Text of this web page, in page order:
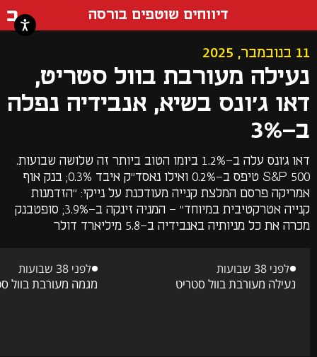
דיווחים שוטפים בורסה
נעילה מעורבת בוול סטריט,
דאו ג'ונס בשיא, אנבידיה נפלה
ב-3%
דאו ג'ונס עלה ב-1.2% ביומו הטוב ביותר זה שלושה שבועות.
S&P 500 טיפס ב-0.2% ואילו נאסד"ק איבד 0.3%; בנק אוף
אמריקה פרסם המלצת קנייה מעודכנת על נייקי: "הזדמנות
קנייה אטרקטיבית במיוחד" - המניה זינקה ב-3.9%; סופטבנק
מכרה את כל מניותיה באנבידיה ב-5.8 מיליארד דולר
11 בנובמבר, 2025
לפני 38 שבועות
נעילה מעורבת בוול סטריט
לפני 38 שבועות
מגמה מעורבת בוול